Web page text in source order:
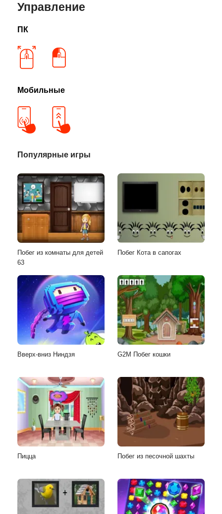
Управление
ПК
Мобильные
Популярные игры
Побег из комнаты для детей
63
Побег Кота в сапогах
Вверх-вниз Ниндзя G2M Побег кошки
Пицца Побег из песочной шахты